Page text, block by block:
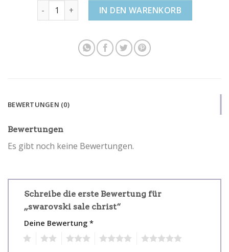
swarovski sale christ MengeIN DEN WARENKORB
BEWERTUNGEN (0)
Bewertungen
Es gibt noch keine Bewertungen.
Schreibe die erste Bewertung für
„swarovski sale christ“
Deine Bewertung *